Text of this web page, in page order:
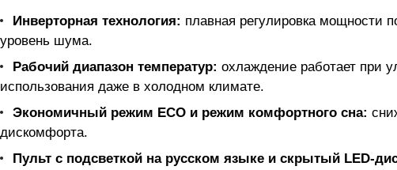
Инверторная технология: плавная регулировка мощности
уровень шума.
Рабочий диапазон температур: охлаждение работает при
использования даже в холодном климате.
Экономичный режим ECO и режим комфортного сна:
дискомфорта.
Пульт с подсветкой на русском языке и скрытый LED-